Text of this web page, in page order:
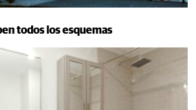
todos los esquemas